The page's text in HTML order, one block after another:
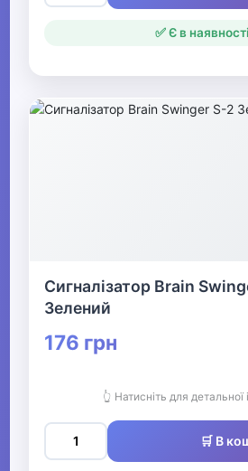
✅ Є в наявності
Сигналізатор Brain
Зелений
176 грн
👆 Натисніть для детальної
🛒 В